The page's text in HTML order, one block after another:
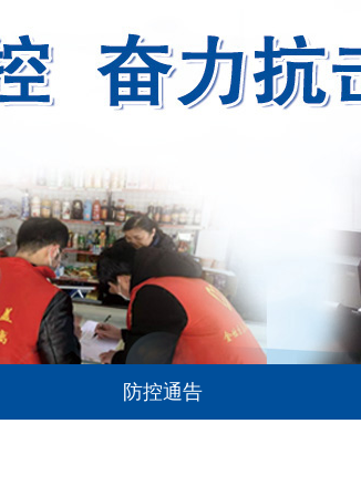
防控通告